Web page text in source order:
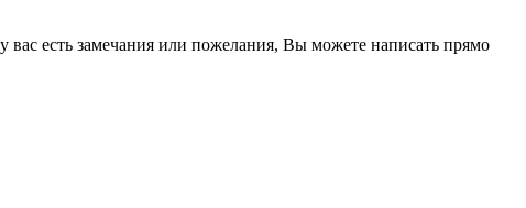
есть замечания или пожелания, Вы можете написать прямо